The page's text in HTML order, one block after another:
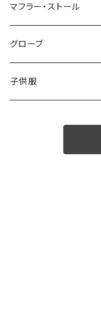
50/XL～
48/L
50/XL～
46/M
48/L
50/XL～
～44/S
46/M
48/L
マフラー・ストール
グローブ
子供服